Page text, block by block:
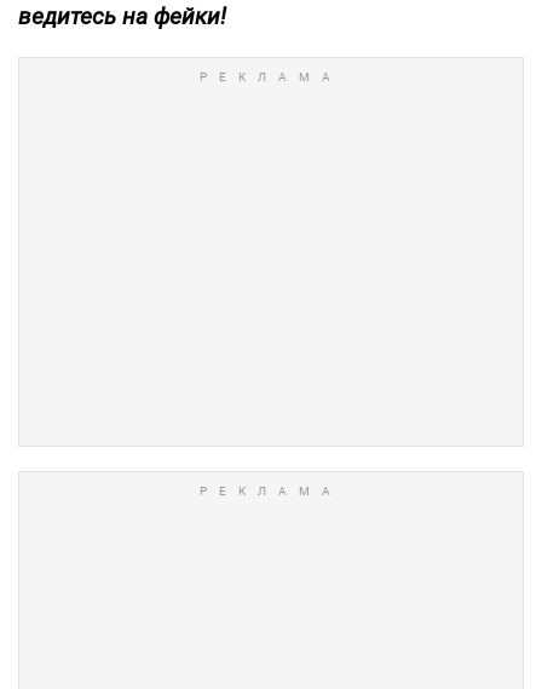
ведитесь на фейки!